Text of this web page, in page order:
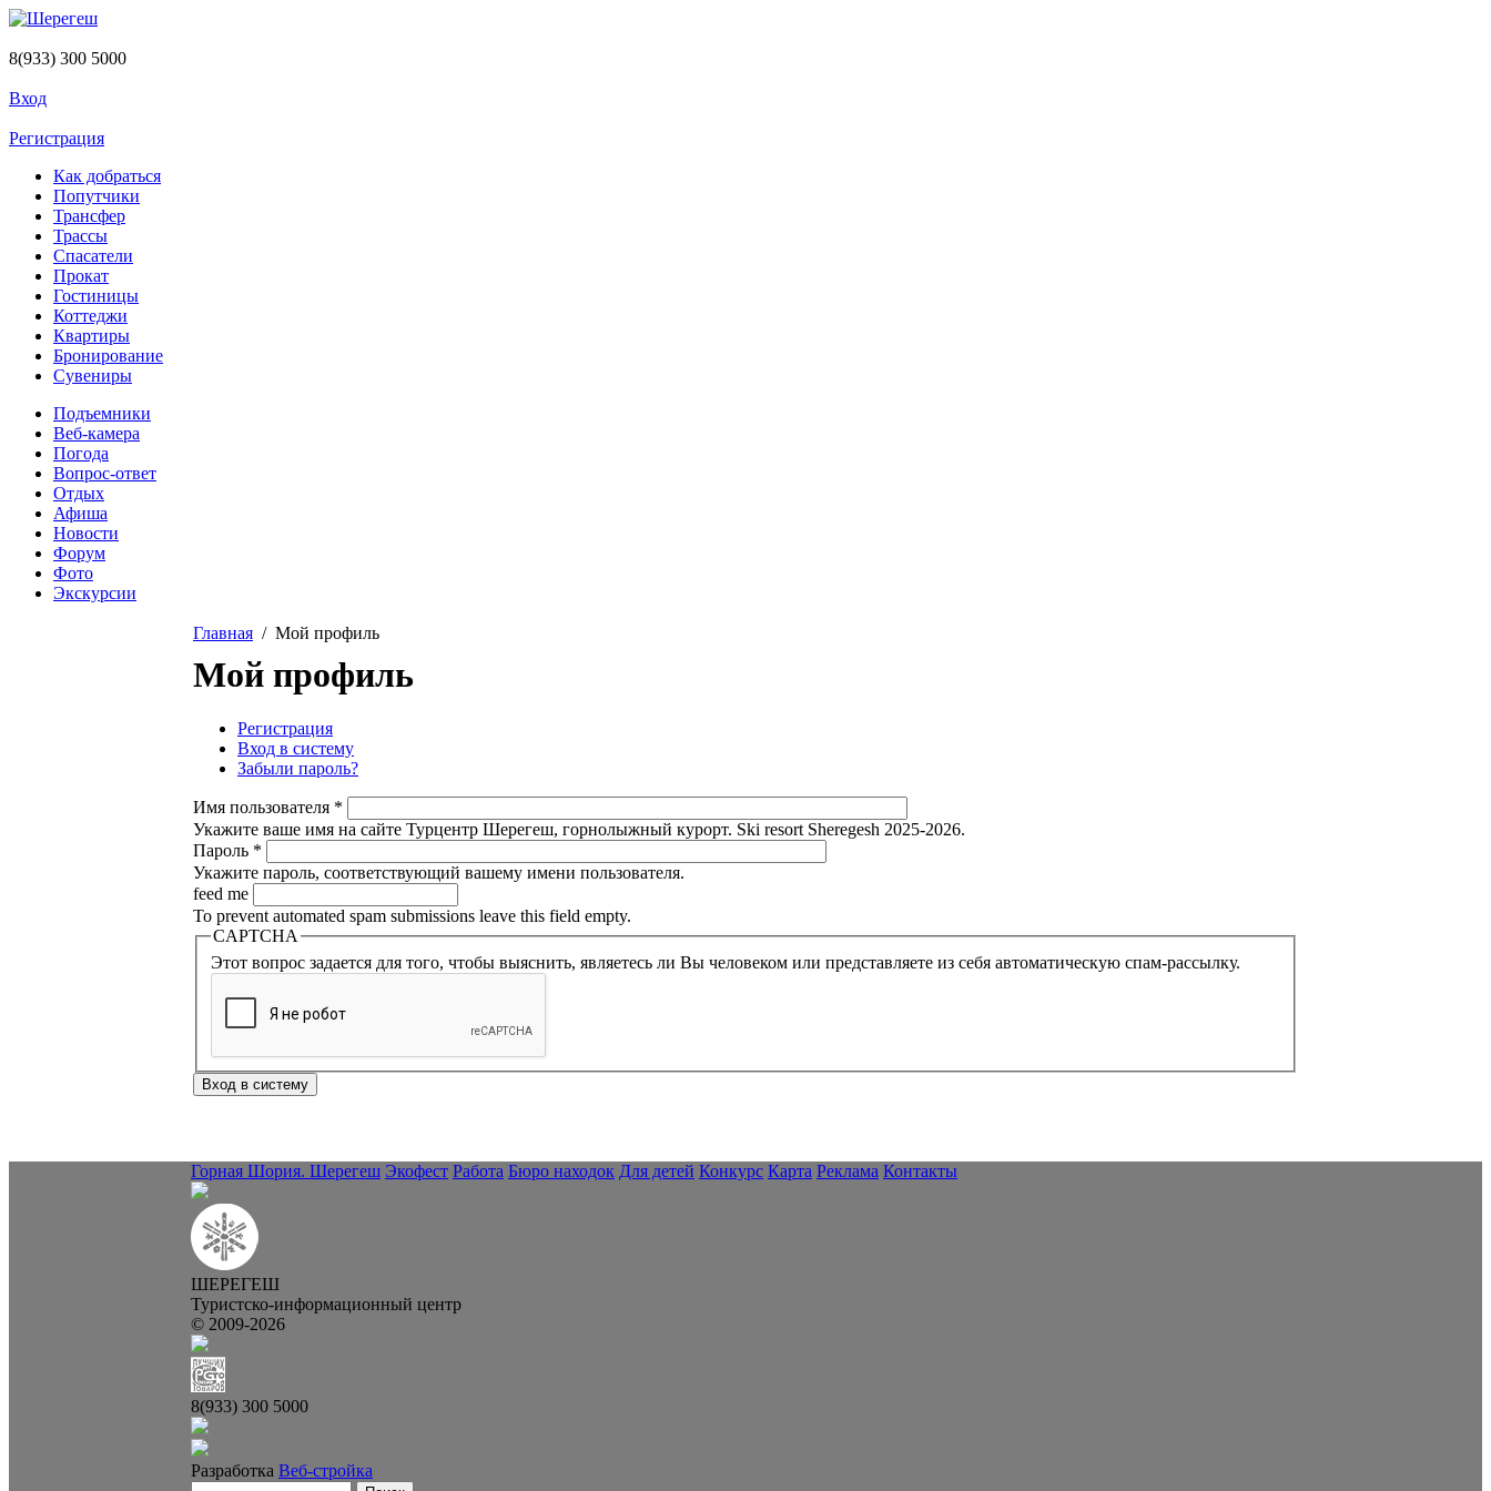
Перейти к основному содержанию
8(933) 300 5000
Вход
Регистрация
Как добраться
Попутчики
Трансфер
Трассы
Спасатели
Прокат
Гостиницы
Коттеджи
Квартиры
Бронирование
Сувениры
Подъемники
Веб-камера
Погода
Вопрос-ответ
Отдых
Афиша
Новости
Форум
Фото
Экскурсии
Вы здесь
Главная / Мой профиль
Мой профиль
Главные вкладки
Регистрация
Вход в систему
Забыли пароль?
Имя пользователя *
Укажите ваше имя на сайте Турцентр Шерегеш, горнолыжный курорт. Ski resort Sheregesh 2025-2026.
Пароль *
Укажите пароль, соответствующий вашему имени пользователя.
feed me
To prevent automated spam submissions leave this field empty.
CAPTCHA
Этот вопрос задается для того, чтобы выяснить, являетесь ли Вы человеком или представляете из себя автоматическую спам-рассылку.
Горная Шория. Шерегеш Экофест Работа Бюро находок Для детей Конкурс Карта Реклама Контакты
ШЕРЕГЕШ
Туристско-информационный центр
© 2009-2026
8(933) 300 5000
Разработка Веб-стройка